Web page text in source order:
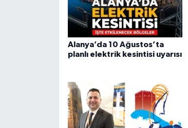
Alanya’da 10 Ağustos’ta
planlı elektrik kesintisi uyarısı